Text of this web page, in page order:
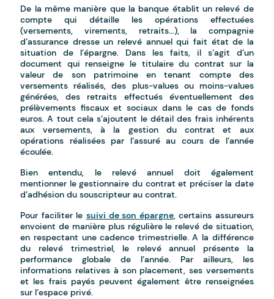
De la même manière que la banque établit un relevé de
compte qui détaille les opérations effectuées
(versements, virements, retraits…), la compagnie
d’assurance dresse un relevé annuel qui fait état de la
situation de l’épargne. Dans les faits, il s’agit d’un
document qui renseigne le titulaire du contrat sur la
valeur de son patrimoine en tenant compte des
versements réalisés, des plus-values ou moins-values
générées, des retraits effectués éventuellement des
prélèvements fiscaux et sociaux dans le cas de fonds
euros. A tout cela s’ajoutent le détail des frais inhérents
aux versements, à la gestion du contrat et aux
opérations réalisées par l’assuré au cours de l’année
écoulée.
Bien entendu, le relevé annuel doit également
mentionner le gestionnaire du contrat et préciser la date
d’adhésion du souscripteur au contrat.
Pour faciliter le suivi de son épargne, certains assureurs
envoient de manière plus régulière le relevé de situation,
en respectant une cadence trimestrielle. A la différence
du relevé trimestriel, le relevé annuel présente la
performance globale de l’année. Par ailleurs, les
informations relatives à son placement, ses versements
et les frais payés peuvent également être renseignées
sur l’espace privé.